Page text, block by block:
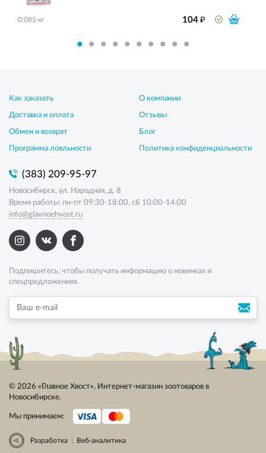
0.085 кг 104₽
Как заказать
Доставка и оплата
Обмен и возврат
Программа лояльности
О компании
Отзывы
Блог
Политика конфиденциальности
(383) 209-95-97
Новосибирск, ул. Народная, д. 8
Время работы: пн-пт 09:30-18:00, сб 10:00-14:00
info@glavnoehvost.ru
Подпишитесь, чтобы получать информацию о новинках и
спецпредложениях.
© 2026 «Главное Хвост». Интернет-магазин зоотоваров в
Новосибирске.
Мы принимаем:
Разработка Веб-аналитика